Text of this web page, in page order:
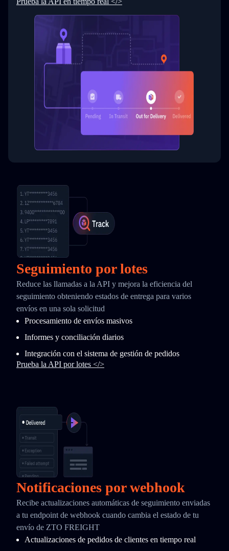
Seguimiento por lotes
Reduce las llamadas a la API y mejora la eficiencia del
seguimiento obteniendo estados de entrega para varios
envíos en una sola solicitud
Procesamiento de envíos masivos
Informes y conciliación diarios
Integración con el sistema de gestión de pedidos
Prueba la API por lotes </>
Notificaciones por webhook
Recibe actualizaciones automáticas de seguimiento enviadas
a tu endpoint de webhook cuando cambia el estado de tu
envío de ZTO FREIGHT
Actualizaciones de pedidos de clientes en tiempo real